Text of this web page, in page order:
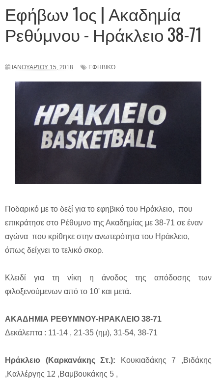
Εφήβων 1ος | Ακαδημία
Ρεθύμνου - Ηράκλειο 38-71
ΙΑΝΟΥΑΡΊΟΥ 15, 2018 ΕΦΗΒΙΚΌ
Ποδαρικό με το δεξί για το εφηβικό του Ηράκλειο, που
επικράτησε στο Ρέθυμνο της Ακαδημίας με 38-71 σε έναν
αγώνα που κρίθηκε στην ανωτερότητα του Ηράκλειο,
όπως δείχνει το τελικό σκορ.
Κλειδί για τη νίκη η άνοδος της απόδοσης των
φιλοξενούμενων από το 10' και μετά.
ΑΚΑΔΗΜΙΑ ΡΕΘΥΜΝΟΥ-ΗΡΑΚΛΕΙΟ 38-71
Δεκάλεπτα : 11-14 , 21-35 (ημ), 31-54, 38-71
Ηράκλειο (Καρκανάκης Στ.): Κουκιαδάκης 7 ,Βιδάκης
,Καλλέργης 12 ,Βαμβουκάκης 5 ,